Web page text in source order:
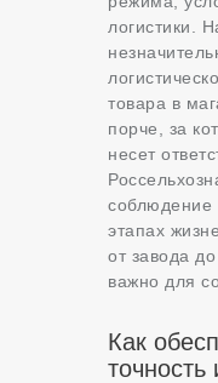
логистики.
товара в
порче, за
несет
соблюдение
этапах
от завода
важно для
Как